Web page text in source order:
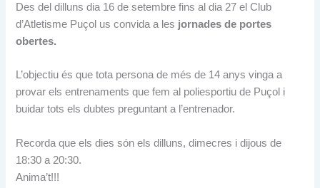
Des del dilluns dia 16 de setembre fins al dia 27 el Club
d’Atletisme Puçol us convida a les jornades de portes
obertes.
L’objectiu és que tota persona de més de 14 anys vinga a
provar els entrenaments que fem al poliesportiu de Puçol i
buidar tots els dubtes preguntant a l’entrenador.
Recorda que els dies són els dilluns, dimecres i dijous de
18:30 a 20:30.
Anima’t!!!